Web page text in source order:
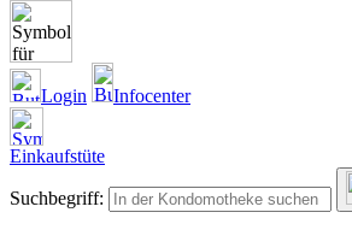
Login Infocenter
Einkaufstüte
Suchbegriff: